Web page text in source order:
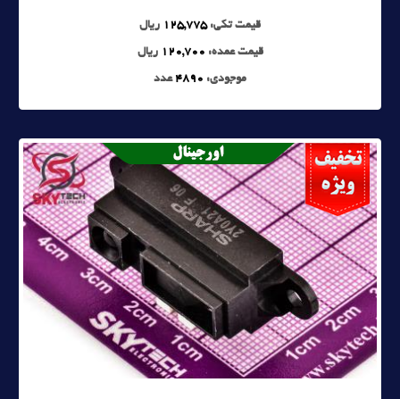
قیمت تکی:125,775 ریال
قیمت عمده: 120,700 ریال
موجودی: 4890 عدد